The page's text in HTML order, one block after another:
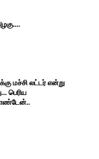
மச்சி லட்டர் என்று
பெரிய